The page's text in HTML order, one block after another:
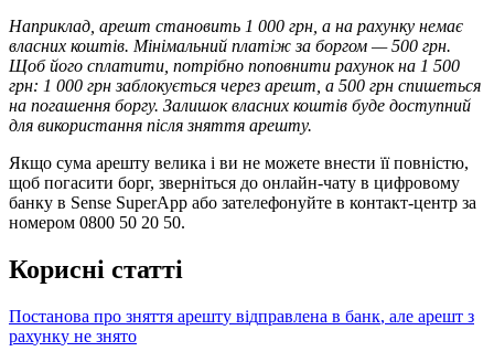
Наприклад арешт становить 1 000 грн а на рахунку немає
власних коштів. Мінімальний платіж за боргом — 500 грн.
Щоб його сплатити потрібно поповнити рахунок на 1 500
грн: 1 000 грн заблокується через арешт а 500 грн спишеться
на погашення боргу. Залишок власних коштів буде доступний
для використання після зняття арешту.
Якщо сума арешту велика і ви не можете внести її повністю,
щоб погасити борг, зверніться до онлайн-чату в цифровому
банку в Sense SuperApp або зателефонуйте в контакт-центр за
номером 0800 50 20 50.
Корисні статті
Постанова про зняття арешту відправлена в банк, але арешт з
рахунку не знято